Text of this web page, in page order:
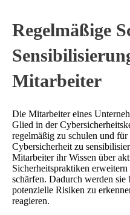
Regelmäßige
Mitarbeiter
Die Mitarbeiter eines
Glied in der
regelmäßig zu schulen und
Cybersicherheit zu
Mitarbeiter ihr Wissen über
Sicherheitspraktiken
schärfen. Dadurch werden sie
potenzielle Risiken zu
reagieren.